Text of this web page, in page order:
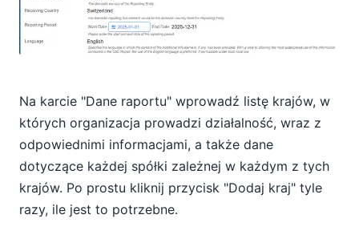
Na karcie "Dane raportu" wprowadź listę krajów, w
których organizacja prowadzi działalność, wraz z
odpowiednimi informacjami, a także dane
dotyczące każdej spółki zależnej w każdym z tych
krajów. Po prostu kliknij przycisk "Dodaj kraj" tyle
razy, ile jest to potrzebne.